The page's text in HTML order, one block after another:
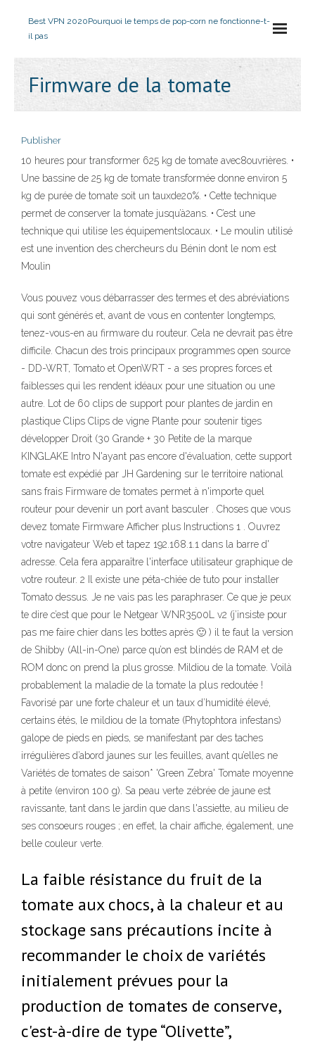
Best VPN 2020Pourquoi le temps de pop-corn ne fonctionne-t-
il pas
Firmware de la tomate
Publisher
10 heures pour transformer 625 kg de tomate avec8ouvrières. •
Une bassine de 25 kg de tomate transformée donne environ 5
kg de purée de tomate soit un tauxde20%. • Cette technique
permet de conserver la tomate jusqu’à2ans. • C’est une
technique qui utilise les équipementslocaux. • Le moulin utilisé
est une invention des chercheurs du Bénin dont le nom est
Moulin
Vous pouvez vous débarrasser des termes et des abréviations
qui sont générés et, avant de vous en contenter longtemps,
tenez-vous-en au firmware du routeur. Cela ne devrait pas être
difficile. Chacun des trois principaux programmes open source
- DD-WRT, Tomato et OpenWRT - a ses propres forces et
faiblesses qui les rendent idéaux pour une situation ou une
autre. Lot de 60 clips de support pour plantes de jardin en
plastique Clips Clips de vigne Plante pour soutenir tiges
développer Droit (30 Grande + 30 Petite de la marque
KINGLAKE Intro N'ayant pas encore d'évaluation, cette support
tomate est expédié par JH Gardening sur le territoire national
sans frais Firmware de tomates permet à n'importe quel
routeur pour devenir un port avant basculer . Choses que vous
devez tomate Firmware Afficher plus Instructions 1 . Ouvrez
votre navigateur Web et tapez 192.168.1.1 dans la barre d'
adresse. Cela fera apparaître l'interface utilisateur graphique de
votre routeur. 2 Il existe une péta-chiée de tuto pour installer
Tomato dessus. Je ne vais pas les paraphraser. Ce que je peux
te dire c’est que pour le Netgear WNR3500L v2 (j’insiste pour
pas me faire chier dans les bottes après 🙂 ) il te faut la version
de Shibby (All-in-One) parce qu’on est blindés de RAM et de
ROM donc on prend la plus grosse. Mildiou de la tomate. Voilà
probablement la maladie de la tomate la plus redoutée !
Favorisé par une forte chaleur et un taux d’humidité élevé,
certains étés, le mildiou de la tomate (Phytophtora infestans)
galope de pieds en pieds, se manifestant par des taches
irrégulières d’abord jaunes sur les feuilles, avant qu’elles ne
Variétés de tomates de saison* 'Green Zebra' Tomate moyenne
à petite (environ 100 g). Sa peau verte zébrée de jaune est
ravissante, tant dans le jardin que dans l'assiette, au milieu de
ses consoeurs rouges ; en effet, la chair affiche, également, une
belle couleur verte.
La faible résistance du fruit de la
tomate aux chocs, à la chaleur et au
stockage sans précautions incite à
recommander le choix de variétés
initialement prévues pour la
production de tomates de conserve,
c'est-à-dire de type “Olivette”,